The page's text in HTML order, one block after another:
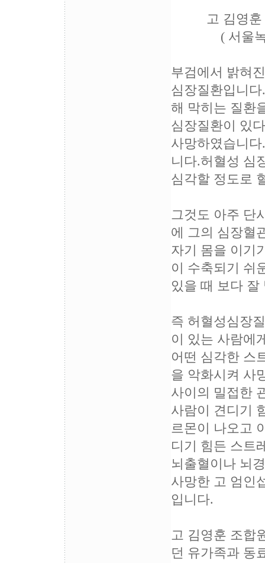
고 김영훈 조
( 서울녹색병
부검에서 밝혀
심장질환입니
해 막히는 질환
심장질환이 있
사망하였습니
니다.허혈성 심
심각할 정도로
그것도 아주 단
에 그의 심장혈
자기 몸을 이기
이 수축되기 쉬
있을 때 보다 잘
즉 허혈성심장
이 있는 사람에
어떤 심각한 스
을 악화시켜 사
사이의 밀접한
사람이 견디기
르몬이 나오고
디기 힘든 스트
뇌출혈이나 뇌
사망한 고 엄인
입니다.
고 김영훈 조합
던 유가족과 동